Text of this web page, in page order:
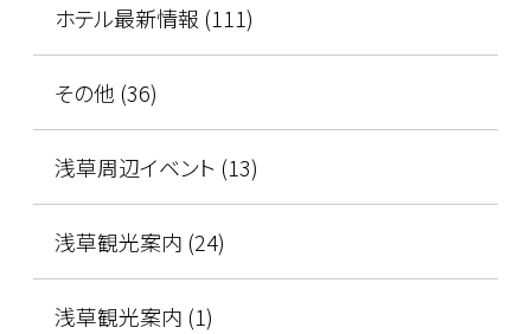
ホテル最新情報 (111)
その他 (36)
浅草周辺イベント (13)
浅草観光案内 (24)
浅草観光案内 (1)